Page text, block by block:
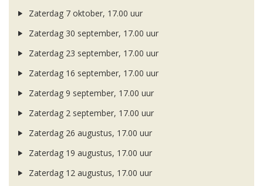
Zaterdag 7 oktober, 17.00 uur
Zaterdag 30 september, 17.00 uur
Zaterdag 23 september, 17.00 uur
Zaterdag 16 september, 17.00 uur
Zaterdag 9 september, 17.00 uur
Zaterdag 2 september, 17.00 uur
Zaterdag 26 augustus, 17.00 uur
Zaterdag 19 augustus, 17.00 uur
Zaterdag 12 augustus, 17.00 uur